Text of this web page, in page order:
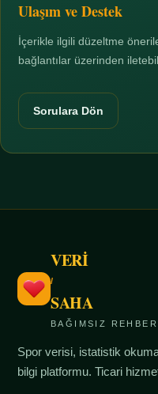
Ulaşım ve Destek
İçerikle ilgili düzeltme
bağlantılar üzerinden
Sorulara Dön
VERİ
/
SAHA
BAĞIMSIZ REHBER
Spor verisi, istatistik
bilgi platformu. Ticari